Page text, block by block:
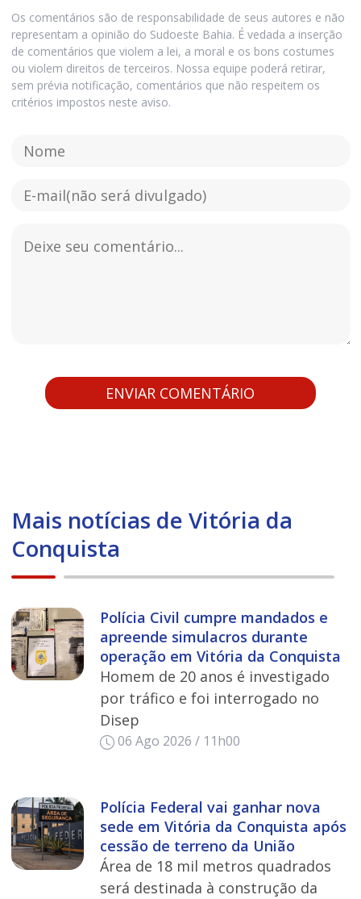
Os comentários são de responsabilidade de seus autores e não
representam a opinião do Sudoeste Bahia. É vedada a inserção
de comentários que violem a lei, a moral e os bons costumes
ou violem direitos de terceiros. Nossa equipe poderá retirar,
sem prévia notificação, comentários que não respeitem os
critérios impostos neste aviso.
Mais notícias de Vitória da
Conquista
Polícia Civil cumpre mandados e
apreende simulacros durante
operação em Vitória da Conquista
Homem de 20 anos é investigado
por tráfico e foi interrogado no
Disep
06 Ago 2026 / 11h00
Polícia Federal vai ganhar nova
sede em Vitória da Conquista após
cessão de terreno da União
Área de 18 mil metros quadrados
será destinada à construção da